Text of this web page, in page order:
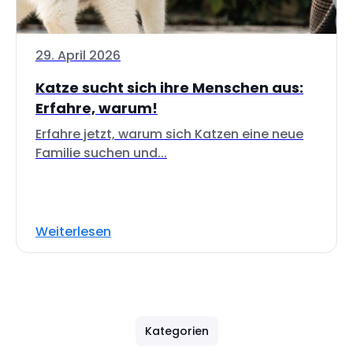
29. April 2026
Katze sucht sich ihre Menschen aus:
Erfahre, warum!
Erfahre jetzt, warum sich Katzen eine neue
Familie suchen und...
Weiterlesen
Kategorien